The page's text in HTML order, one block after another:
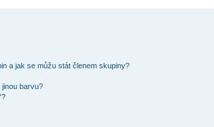
a jak se můžu stát členem skupiny?
barvu?